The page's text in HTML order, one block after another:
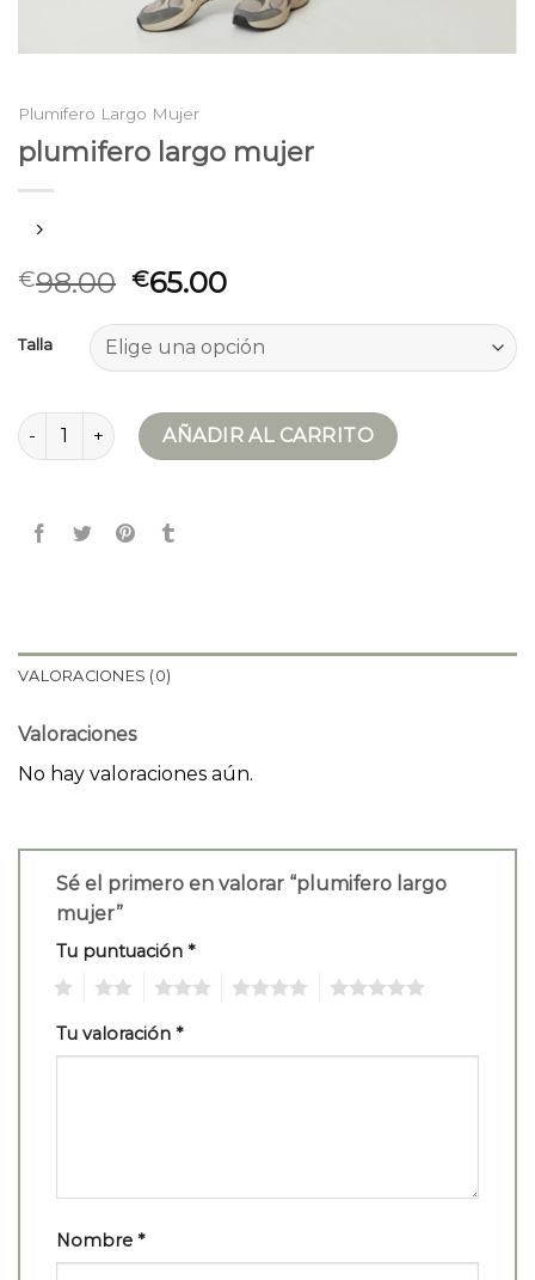
Plumifero Largo Mujer
plumifero largo mujer
€98.00 €65.00
Talla
plumifero largo mujer cantidad
AÑADIR AL CARRITO
VALORACIONES (0)
Valoraciones
No hay valoraciones aún.
Sé el primero en valorar “plumifero largo
mujer”
Tu puntuación *
Tu valoración *
Nombre *